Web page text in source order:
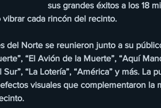
sus grandes éxitos a los 18
cada rincón del recinto.
del Norte se reunieron junto a su
“El Avión de la Muerte”, “Aquí
“La Lotería”, “América” y más. La
visuales que complementaron la